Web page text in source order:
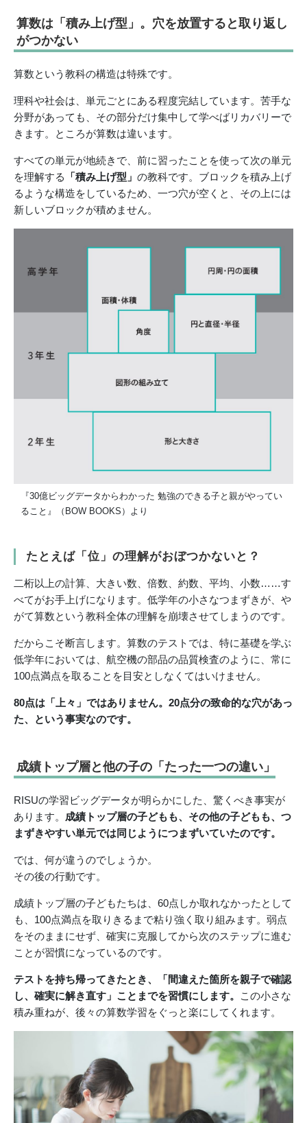
算数は「積み上げ型」。穴を放置すると取り返し
がつかない
算数という教科の構造は特殊です。
理科や社会は、単元ごとにある程度完結しています。苦手な
分野があっても、その部分だけ集中して学べばリカバリーで
きます。ところが算数は違います。
すべての単元が地続きで、前に習ったことを使って次の単元
を理解する
「積み上げ型」 の教科です。ブロックを積み上げ
るような構造をしているため、一つ穴が空くと、その上には
新しいブロックが積めません。
『30億ビッグデータからわかった 勉強のできる子と親がやってい
ること』（BOW BOOKS）より
たとえば「位」の理解がおぼつかないと？
二桁以上の計算、大きい数、倍数、約数、平均、小数……す
べてがお手上げになります。低学年の小さなつまずきが、や
がて算数という教科全体の理解を崩壊させてしまうのです。
だからこそ断言します。算数のテストでは、特に基礎を学ぶ
低学年においては、航空機の部品の品質検査のように、常に
100点満点を取ることを目安としなくてはいけません。
80点は「上々」ではありません。20点分の致命的な穴があっ
た、という事実なのです。
成績トップ層と他の子の「たった一つの違い」
RISUの学習ビッグデータが明らかにした、驚くべき事実が
あります。 成績トップ層の子どもも、その他の子どもも、つ
まずきやすい単元では同じようにつまずいていたのです。
では、何が違うのでしょうか。
その後の行動です。
成績トップ層の子どもたちは、60点しか取れなかったとして
も、100点満点を取りきるまで粘り強く取り組みます。弱点
をそのままにせず、確実に克服してから次のステップに進む
ことが習慣になっているのです。
テストを持ち帰ってきたとき、「間違えた箇所を親子で確認
し、確実に解き直す」ことまでを習慣にします。
この小さな
積み重ねが、後々の算数学習をぐっと楽にしてくれます。